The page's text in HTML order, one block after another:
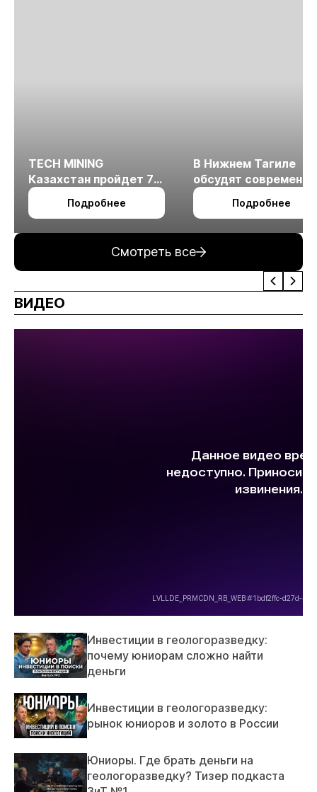
TECH MINING
Казахстан пройдет 7
октября в Алматы
Подробнее
В Нижнем Тагиле
обсудят
технологии
измельчения
Подробнее
Смотреть все
ВИДЕО
Инвестиции в геологоразведку:
почему юниорам сложно найти
деньги
Инвестиции в геологоразведку:
рынок юниоров и золото в России
Юниоры. Где брать деньги на
геологоразведку? Тизер подкаста